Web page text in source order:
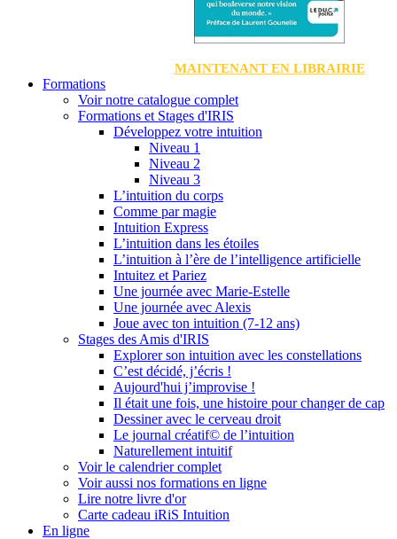
MAINTENANT EN LIBRAIRIE
Formations
Voir notre catalogue complet
Formations et Stages d'IRIS
Développez votre intuition
Niveau 1
Niveau 2
Niveau 3
L’intuition du corps
Comme par magie
Intuition Express
L’intuition dans les étoiles
L’intuition à l’ère de l’intelligence artificielle
Intuitez et Pariez
Une journée avec Marie-Estelle
Une journée avec Alexis
Joue avec ton intuition (7-12 ans)
Stages des Amis d'IRIS
Explorer son intuition avec les constellations
C’est décidé, j’écris !
Aujourd'hui j’improvise !
Il était une fois, une histoire pour changer de cap
Dessiner avec le cerveau droit
Le journal créatif© de l’intuition
Naturellement intuitif
Voir le calendrier complet
Voir aussi nos formations en ligne
Lire notre livre d'or
Carte cadeau iRiS Intuition
En ligne